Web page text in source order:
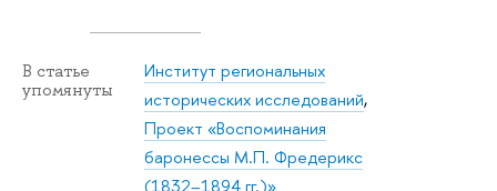
В статье
упомянуты
Институт региональных
исторических исследований,
Проект «Воспоминания
баронессы М.П. Фредерикс